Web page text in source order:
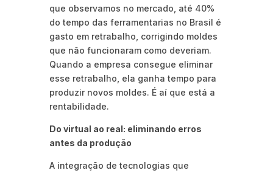
que observamos no mercado, até 40%
do tempo das ferramentarias no Brasil é
gasto em retrabalho, corrigindo moldes
que não funcionaram como deveriam.
Quando a empresa consegue eliminar
esse retrabalho, ela ganha tempo para
produzir novos moldes. É aí que está a
rentabilidade.
Do virtual ao real: eliminando erros
antes da produção
A integração de tecnologias que